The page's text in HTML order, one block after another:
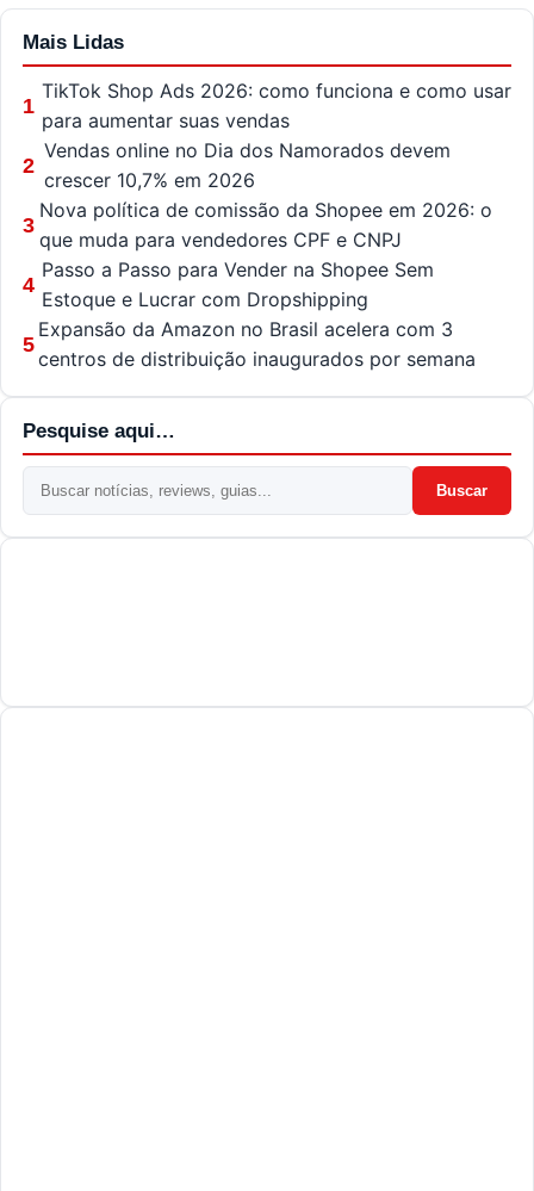
Mais Lidas
1
TikTok Shop Ads 2026: como funciona e como usar
para aumentar suas vendas
2
Vendas online no Dia dos Namorados devem
crescer 10,7% em 2026
3
Nova política de comissão da Shopee em 2026: o
que muda para vendedores CPF e CNPJ
4
Passo a Passo para Vender na Shopee Sem
Estoque e Lucrar com Dropshipping
5
Expansão da Amazon no Brasil acelera com 3
centros de distribuição inaugurados por semana
Pesquise aqui…
Buscar